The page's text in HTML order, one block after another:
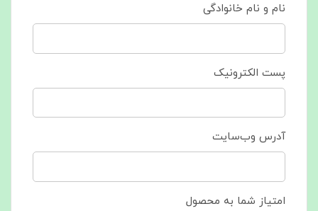
نام و نام خانوادگی
پست الکترونیک
آدرس وب‌سایت
امتیاز شما به محصول